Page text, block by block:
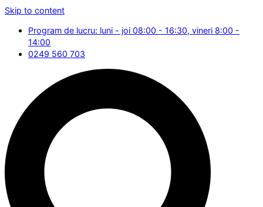
Skip to content
Program de lucru: luni - joi 08:00 - 16:30, vineri 8:00 -
14:00
0249 560 703